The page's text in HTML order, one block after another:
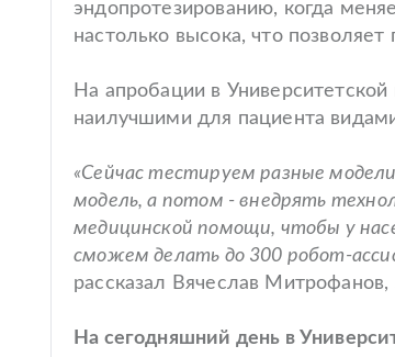
эндопротезированию, когда
настолько высока, что
На апробации в
наилучшими для пациента
«Сейчас тестируем разные
модель, а потом - внедрять
медицинской помощи, чтобы у
сможем делать до 300 робот-
рассказал Вячеслав
На сегодняшний день в